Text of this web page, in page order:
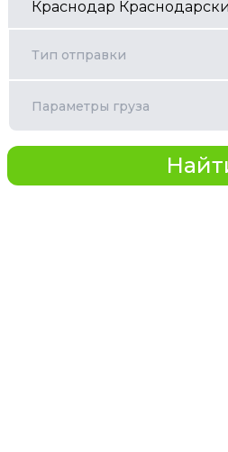
Тип отправки
Параметры груза